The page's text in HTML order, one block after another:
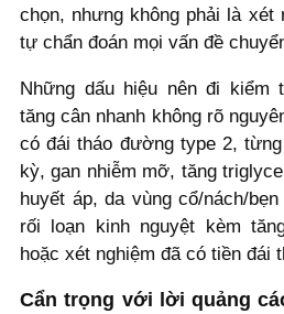
chọn, nhưng không phải là xét
tự chẩn đoán mọi vấn đề
Những dấu hiệu nên đi kiểm
tăng cân nhanh không rõ
có đái tháo đường type 2,
kỳ, gan nhiễm mỡ, tăng
huyết áp, da vùng cổ/nách/
rối loạn kinh nguyệt kèm
hoặc xét nghiệm đã có tiền đái
Cẩn trọng với lời quảng